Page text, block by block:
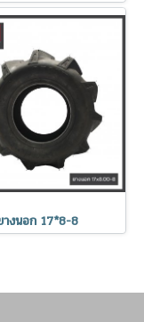
างนอก 17*8-8